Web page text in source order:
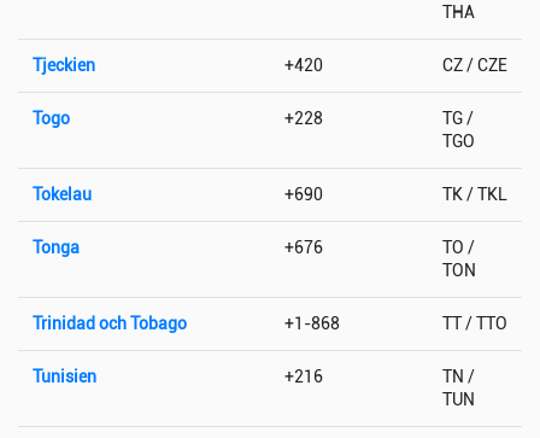
THA
Tjeckien +420 CZ / CZE
Togo +228
TG /
TGO
Tokelau +690 TK / TKL
Tonga +676
TO /
TON
Trinidad och Tobago +1-868 TT / TTO
Tunisien +216
TN /
TUN